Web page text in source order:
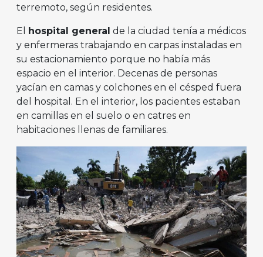
terremoto, según residentes.
El hospital general de la ciudad tenía a médicos
y enfermeras trabajando en carpas instaladas en
su estacionamiento porque no había más
espacio en el interior. Decenas de personas
yacían en camas y colchones en el césped fuera
del hospital. En el interior, los pacientes estaban
en camillas en el suelo o en catres en
habitaciones llenas de familiares.